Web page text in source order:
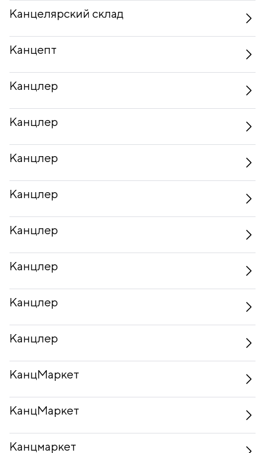
Канцелярский склад
Канцепт
Канцлер
Канцлер
Канцлер
Канцлер
Канцлер
Канцлер
Канцлер
Канцлер
КанцМаркет
КанцМаркет
Канцмаркет